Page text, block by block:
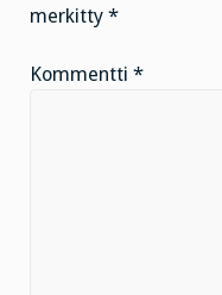
merkitty *
Kommentti *